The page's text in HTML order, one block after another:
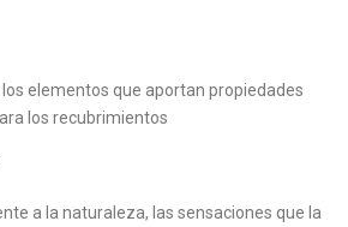
los elementos que aportan propiedades
los recubrimientos
a la naturaleza, las sensaciones que la